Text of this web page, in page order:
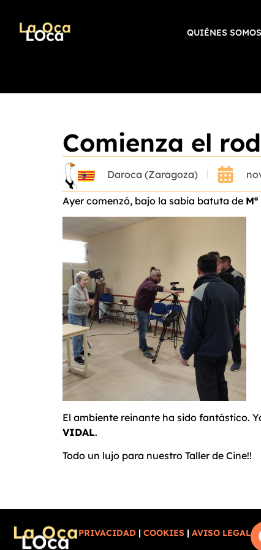
QUIÉNES SOMOS
Comienza el
Daroca (Zaragoza)
Ayer comenzó, bajo la sabia batuta de
El ambiente reinante ha sido fantástico.
VIDAL.
Todo un lujo para nuestro Taller de Cine!!
PRIVACIDAD |COOKIES |AVISO LEGAL